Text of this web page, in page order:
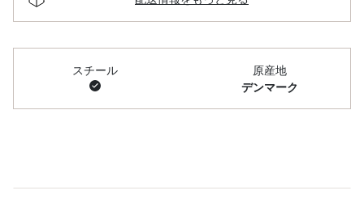
スチール
原産地
デンマーク